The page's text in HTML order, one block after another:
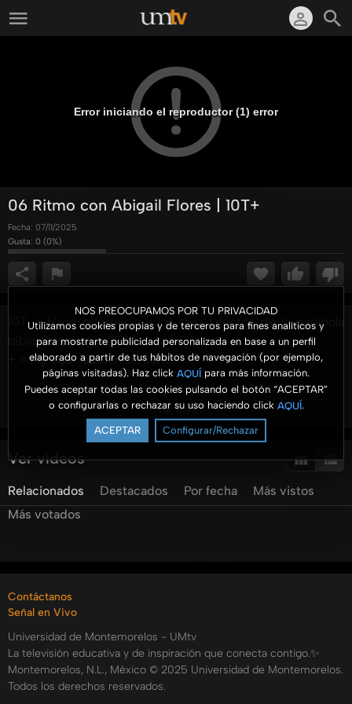
NOS PREOCUPAMOS POR TU PRIVACIDAD
Utilizamos cookies propias y de terceros para fines analíticos y
para mostrarte publicidad personalizada en base a un perfil
elaborado a partir de tus hábitos de navegación (por ejemplo,
páginas visitadas). Haz click AQUÍ para más información.
Puedes aceptar todas las cookies pulsando el botón “ACEPTAR”
o configurarlas o rechazar su uso haciendo click AQUÍ.
ACEPTAR Configurar/Rechazar
Error iniciando el reproductor (1) error
06 Ritmo con Abigail Flores | 10T+
Fecha: 07/11/2025
Gusta: 0 (0%)
10T = Hace referencia a los diez talentos de la parábola
bíblica de mateo 25:14
+ = Agregar, aumentar, sumar
Este programa en formato de podcast que pretende
motivar a los estudiantes a que desarrollen sus talentos y
que los dediquen a la misión de servicio al prójimo y
Tags:
Ver más
Ver vídeos
Relacionados Destacados Por fecha
Más vistos
Más votados
Contáctanos
Señal en Vivo
Universidad de Montemorelos - UMtv
La televisión educativa y de inspiración que conecta contigo.✨
Montemorelos, N.L., México © 2025 Universidad de Montemorelos.
Todos los derechos reservados.